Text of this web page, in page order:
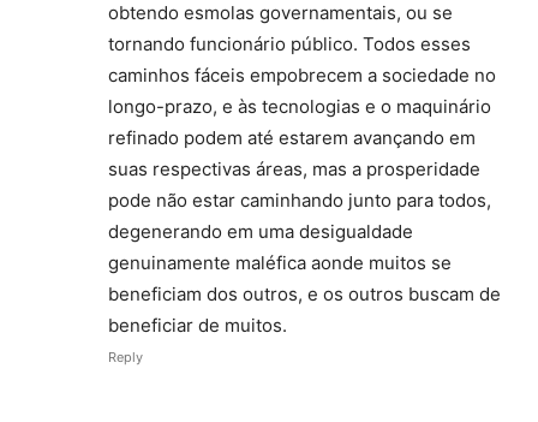
obtendo esmolas governamentais, ou se
tornando funcionário público. Todos esses
caminhos fáceis empobrecem a sociedade no
longo-prazo, e às tecnologias e o maquinário
refinado podem até estarem avançando em
suas respectivas áreas, mas a prosperidade
pode não estar caminhando junto para todos,
degenerando em uma desigualdade
genuinamente maléfica aonde muitos se
beneficiam dos outros, e os outros buscam de
beneficiar de muitos.
Reply